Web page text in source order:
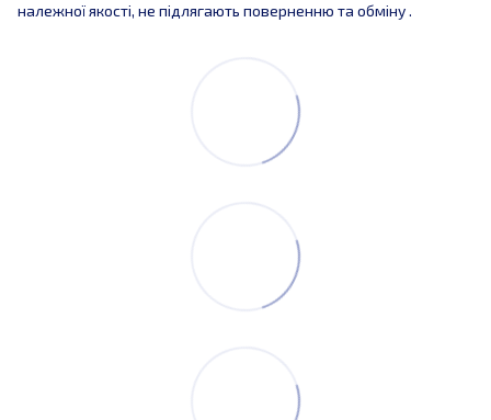
належної якості, не підлягають поверненню та обміну .